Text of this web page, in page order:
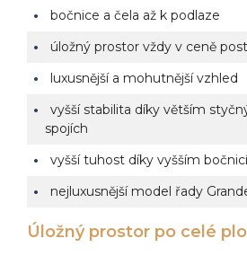
bočnice a čela až k podlaze
úložný prostor vždy v ceně
luxusnější a mohutnější vzhled
vyšší stabilita díky větším
spojích
vyšší tuhost díky vyšším
nejluxusnější model řady
Úložný prostor po celé